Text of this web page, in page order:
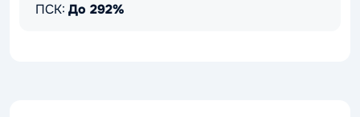
ПСК: До 292%